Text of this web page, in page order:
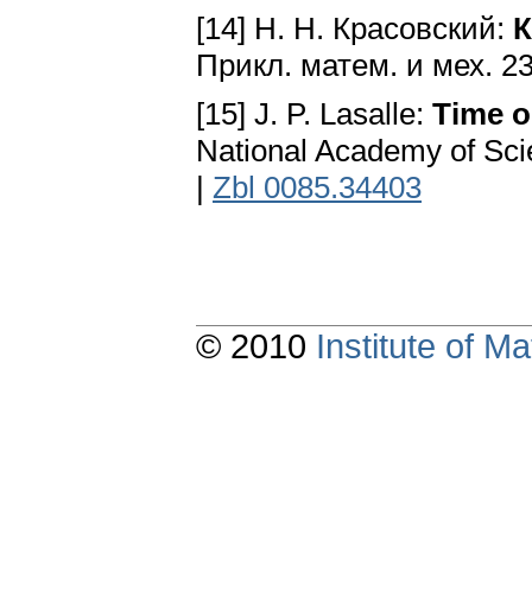
[14] Н. Н. Красовский:
Прикл. матем. и мех.
[15] J. P. Lasalle: Time
National Academy of
| Zbl 0085.34403
© 2010 Institute of